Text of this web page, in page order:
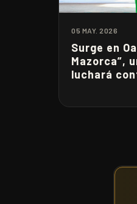
05 MAY. 2026
Surge en
Mazorca”,
luchará